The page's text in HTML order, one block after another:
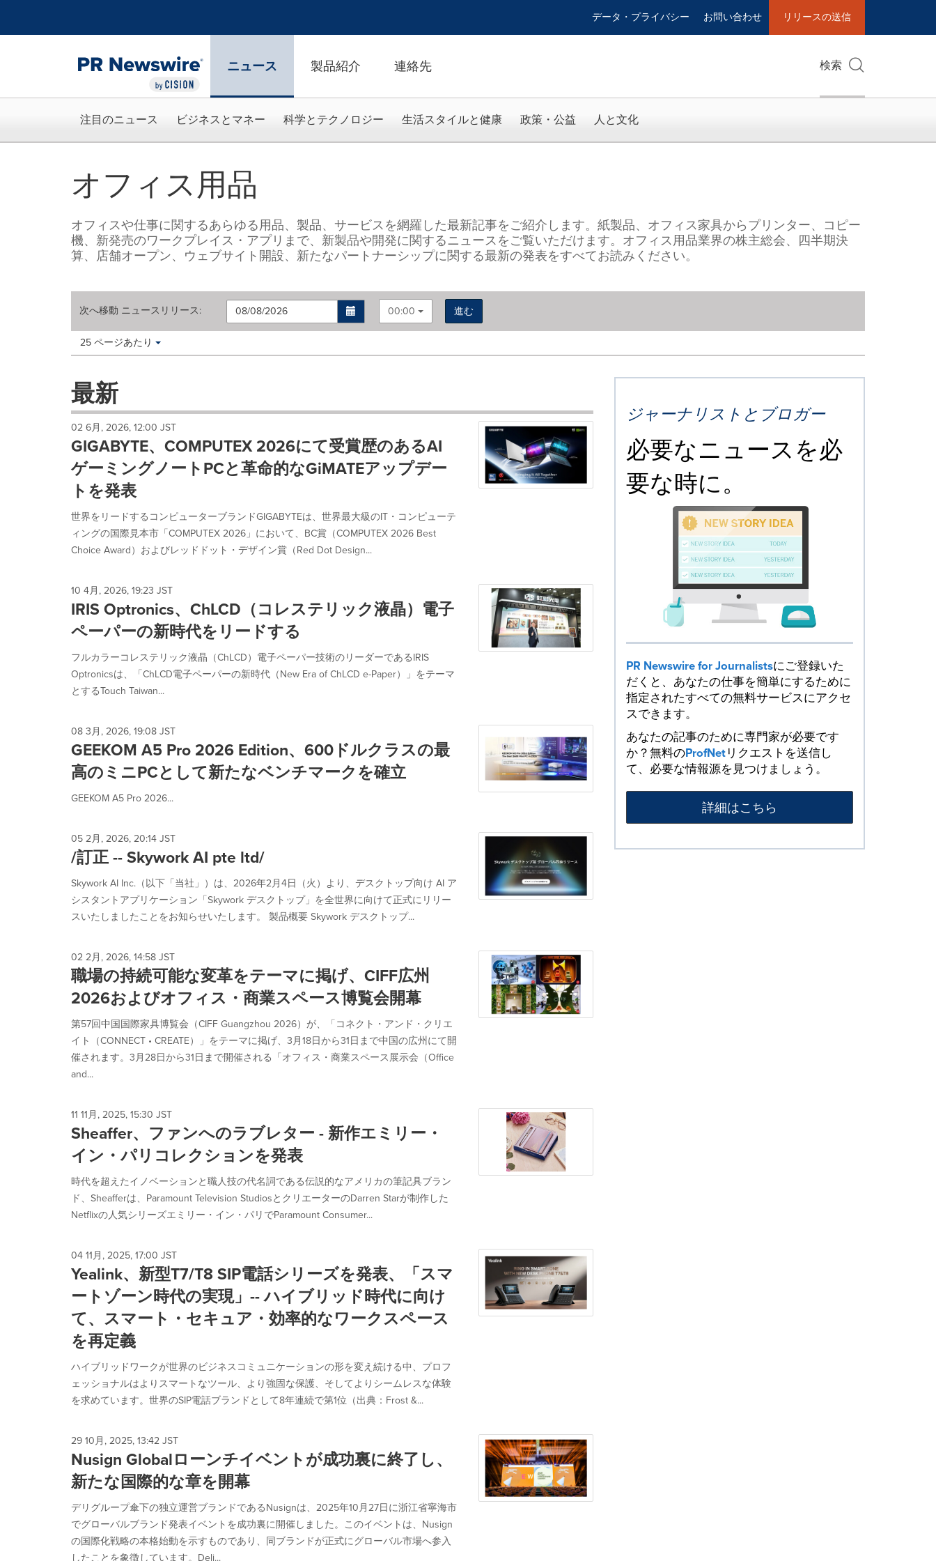
データ・プライバシー お問い合わせ リリースの送信
ニュース 製品紹介 連絡先 検索
注目のニュース ビジネスとマネー 科学とテクノロジー 生活スタイルと健康 政策・公益 人と文化
オフィス用品
オフィスや仕事に関するあらゆる用品、製品、サービスを網羅した最新記事をご紹介します。紙製品、オフィス家具からプリンター、コピー
機、新発売のワークプレイス・アプリまで、新製品や開発に関するニュースをご覧いただけます。オフィス用品業界の株主総会、四半期決
算、店舗オープン、ウェブサイト開設、新たなパートナーシップに関する最新の発表をすべてお読みください。
次へ移動 ニュースリリース: 00:00
進む
Making
with
these
dropdown
cause
content
on
this
page
change.
News
listings
as
each
option
is
Items per page:
25 ページあたり
最新
02 6月, 2026, 12:00 JST
GIGABYTE、COMPUTEX 2026にて受賞歴のあるAI
ゲーミングノートPCと革命的なGiMATEアップデー
トを発表
世界をリードするコンピューターブランドGIGABYTEは、世界最大級のIT・コンピューテ
ィングの国際見本市「COMPUTEX 2026」において、BC賞（COMPUTEX 2026 Best
Choice Award）およびレッドドット・デザイン賞（Red Dot Design...
10 4月, 2026, 19:23 JST
IRIS Optronics、ChLCD（コレステリック液晶）電子
ペーパーの新時代をリードする
フルカラーコレステリック液晶（ChLCD）電子ペーパー技術のリーダーであるIRIS
Optronicsは、「ChLCD電子ペーパーの新時代（New Era of ChLCD e-Paper）」をテーマ
とするTouch Taiwan...
08 3月, 2026, 19:08 JST
GEEKOM A5 Pro 2026 Edition、600ドルクラスの最
高のミニPCとして新たなベンチマークを確立
GEEKOM A5 Pro 2026...
05 2月, 2026, 20:14 JST
/訂正 -- Skywork AI pte ltd/
Skywork AI Inc.（以下「当社」）は、2026年2月4日（火）より、デスクトップ向け AI ア
シスタントアプリケーション「Skywork デスクトップ」を全世界に向けて正式にリリー
スいたしましたことをお知らせいたします。 製品概要 Skywork デスクトップ...
02 2月, 2026, 14:58 JST
職場の持続可能な変革をテーマに掲げ、CIFF広州
2026およびオフィス・商業スペース博覧会開幕
第57回中国国際家具博覧会（CIFF Guangzhou 2026）が、「コネクト・アンド・クリエ
イト（CONNECT • CREATE）」をテーマに掲げ、3月18日から31日まで中国の広州にて開
催されます。3月28日から31日まで開催される「オフィス・商業スペース展示会（Office
and...
11 11月, 2025, 15:30 JST
Sheaffer、ファンへのラブレター - 新作エミリー・
イン・パリコレクションを発表
時代を超えたイノベーションと職人技の代名詞である伝説的なアメリカの筆記具ブラン
ド、Sheafferは、Paramount Television StudiosとクリエーターのDarren Starが制作した
Netflixの人気シリーズエミリー・イン・パリでParamount Consumer...
04 11月, 2025, 17:00 JST
Yealink、新型T7/T8 SIP電話シリーズを発表、「スマ
ートゾーン時代の実現」-- ハイブリッド時代に向け
て、スマート・セキュア・効率的なワークスペース
を再定義
ハイブリッドワークが世界のビジネスコミュニケーションの形を変え続ける中、プロフ
ェッショナルはよりスマートなツール、より強固な保護、そしてよりシームレスな体験
を求めています。世界のSIP電話ブランドとして8年連続で第1位（出典：Frost &...
29 10月, 2025, 13:42 JST
Nusign Globalローンチイベントが成功裏に終了し、
新たな国際的な章を開幕
デリグループ傘下の独立運営ブランドであるNusignは、2025年10月27日に浙江省寧海市
でグローバルブランド発表イベントを成功裏に開催しました。このイベントは、Nusign
の国際化戦略の本格始動を示すものであり、同ブランドが正式にグローバル市場へ参入
したことを象徴しています。Deli...
ジャーナリストとブロガー
必要なニュースを必
要な時に。
PR Newswire for Journalistsにご登録いた
だくと、あなたの仕事を簡単にするために
指定されたすべての無料サービスにアクセ
スできます。
あなたの記事のために専門家が必要です
か？無料のProfNetリクエストを送信し
て、必要な情報源を見つけましょう。
詳細はこちら